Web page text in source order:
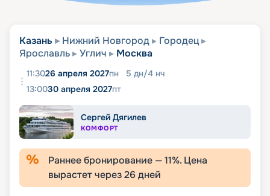
Казань Нижний Новгород
Городец
Ярославль
Углич Москва
11:3026 апреля 2027пн 5 дн/4 нч
13:0030 апреля 2027пт
Сергей Дягилев
КОМФОРТ
Раннее бронирование —11%. Цена
вырастет через26дней